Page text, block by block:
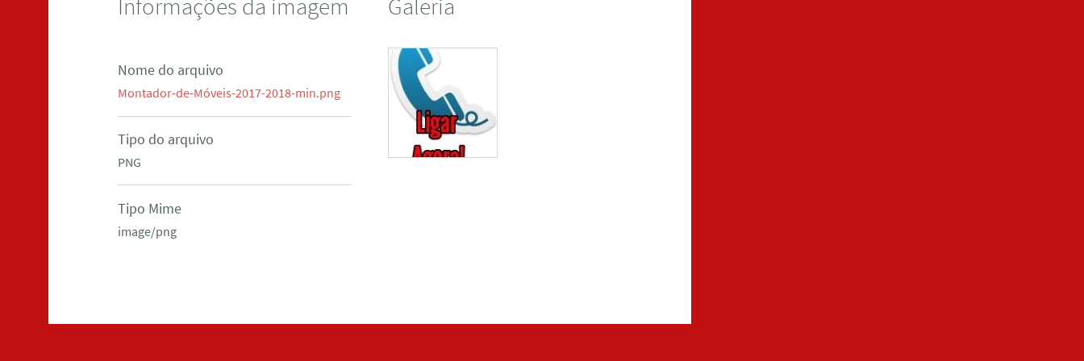
Informações da imagem
Nome do arquivo
Montador-de-Móveis-2017-2018-min.png
Tipo do arquivo
PNG
Tipo Mime
image/png
Galeria